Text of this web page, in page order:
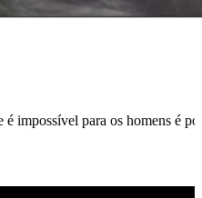
para os homens é possível